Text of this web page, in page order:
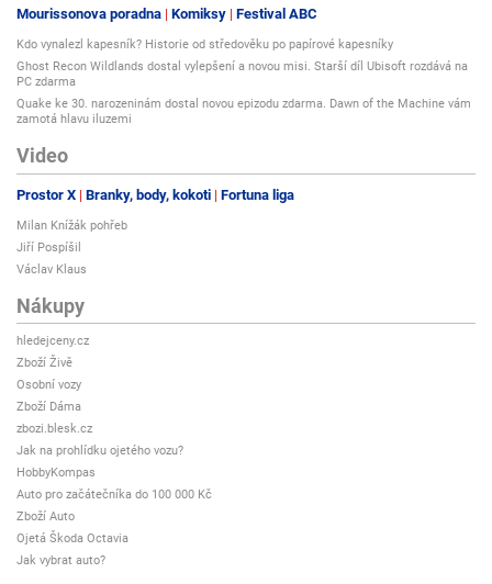
Mourissonova poradna Komiksy Festival ABC
Kdo vynalezl kapesník? Historie od středověku po papírové kapesníky
Ghost Recon Wildlands dostal vylepšení a novou misi. Starší díl Ubisoft rozdává na
PC zdarma
Quake ke 30. narozeninám dostal novou epizodu zdarma. Dawn of the Machine vám
zamotá hlavu iluzemi
Video
Prostor X Branky, body, kokoti Fortuna liga
Milan Knížák pohřeb
Jiří Pospíšil
Václav Klaus
Nákupy
hledejceny.cz
Zboží Živě
Osobní vozy
Zboží Dáma
zbozi.blesk.cz
Jak na prohlídku ojetého vozu?
HobbyKompas
Auto pro začátečníka do 100 000 Kč
Zboží Auto
Ojetá Škoda Octavia
Jak vybrat auto?